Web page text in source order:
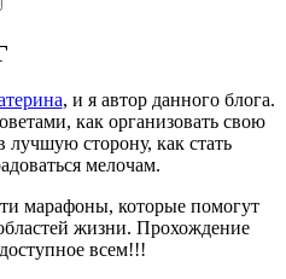
, и я автор данного блога.
как организовать свою
лучшую сторону, как стать
мелочам.
марафоны, которые помогут
жизни. Прохождение
всем!!!